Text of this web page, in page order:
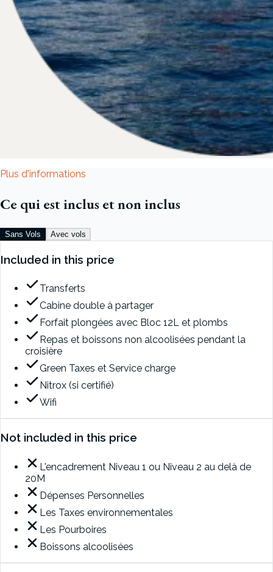
Plus d'informations
Ce qui est inclus et non inclus
Sans Vols Avec vols
Included in this price
Transferts
Cabine double à partager
Forfait plongées avec Bloc 12L et plombs
Repas et boissons non alcoolisées pendant la
croisière
Green Taxes et Service charge
Nitrox (si certifié)
Wifi
Not included in this price
L'encadrement Niveau 1 ou Niveau 2 au delà de
20M
Dépenses Personnelles
Les Taxes environnementales
Les Pourboires
Boissons alcoolisées